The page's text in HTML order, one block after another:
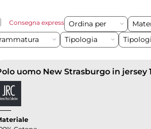
Consegna express Ordina per
Tipologia
uomo New Strasburgo in jersey